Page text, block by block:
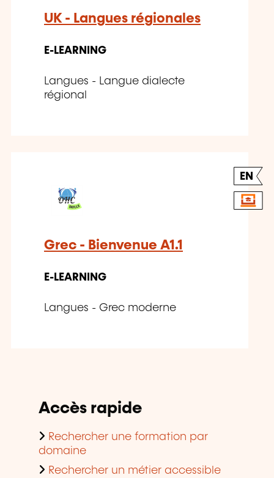
UK - Langues régionales
E-LEARNING
Langues - Langue dialecte
régional
EN
Grec - Bienvenue A1.1
E-LEARNING
Langues - Grec moderne
Accès rapide
Rechercher une formation par
domaine
Rechercher un métier accessible